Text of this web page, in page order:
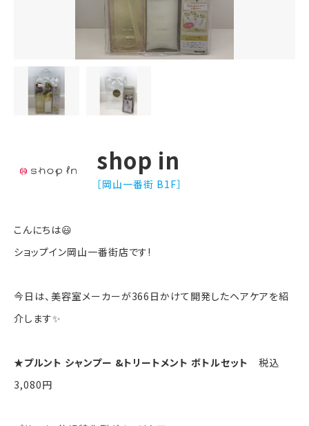
shop in
［岡山一番街 B1F］
こんにちは😃
ショップイン岡山一番街店です!
今日は、美容室メーカーが366日かけて開発したヘアケアを紹
介します✨
★プルント シャンプー &トリートメント ボトルセット 税込
3,080円